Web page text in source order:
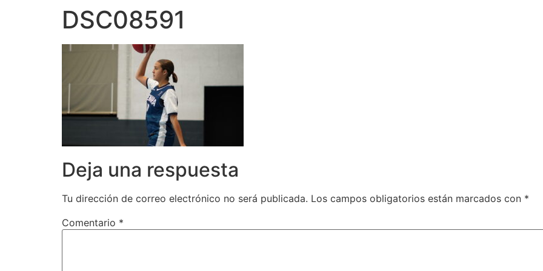
DSC08591
Deja una respuesta
Tu dirección de correo electrónico no será publicada. Los campos obligatorios están marcados con *
Comentario *